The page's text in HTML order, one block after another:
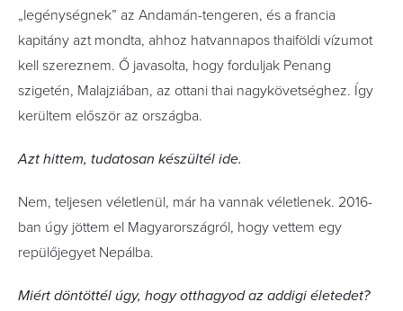
„legénységnek” az Andamán-tengeren, és a francia
kapitány azt mondta, ahhoz hatvannapos thaiföldi vízumot
kell szereznem. Ő javasolta, hogy forduljak Penang
szigetén, Malajziában, az ottani thai nagykövetséghez. Így
kerültem először az országba.
Azt hittem, tudatosan készültél ide.
Nem, teljesen véletlenül, már ha vannak véletlenek. 2016-
ban úgy jöttem el Magyarországról, hogy vettem egy
repülőjegyet Nepálba.
Miért döntöttél úgy, hogy otthagyod az addigi életedet?